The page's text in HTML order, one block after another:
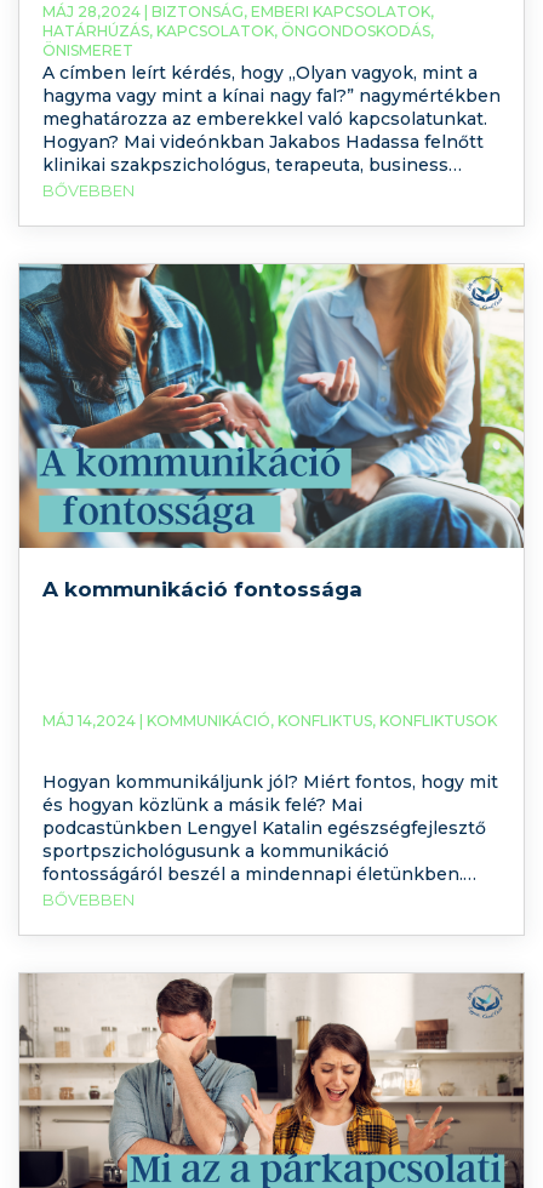
MÁJ 28,2024 | BIZTONSÁG, EMBERI KAPCSOLATOK,
HATÁRHÚZÁS, KAPCSOLATOK, ÖNGONDOSKODÁS,
ÖNISMERET
A címben leírt kérdés, hogy „Olyan vagyok, mint a
hagyma vagy mint a kínai nagy fal?” nagymértékben
meghatározza az emberekkel való kapcsolatunkat.
Hogyan? Mai videónkban Jakabos Hadassa felnőtt
klinikai szakpszichológus, terapeuta, business
coach és szaktanácsadó körbevezet a kerítésen
alatt pedig jobban megismerheti önmagát, és
BŐVEBBEN
A kommunikáció fontossága
MÁJ 14,2024 | KOMMUNIKÁCIÓ, KONFLIKTUS, KONFLIKTUSOK
Hogyan kommunikáljunk jól? Miért fontos, hogy mit
és hogyan közlünk a másik felé? Mai
podcastünkben Lengyel Katalin egészségfejlesztő
sportpszichológusunk a kommunikáció
fontosságáról beszél a mindennapi életünkben.
Tarts velünk és tudj meg többet a helyes
Miért fontos a kommunikáció a mindennapi
kommunikálunk és közlünk –
BŐVEBBEN